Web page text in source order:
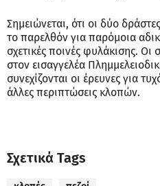
Σημειώνεται, ότι οι δύο
το παρελθόν για παρόμοια
σχετικές ποινές φυλάκισης.
στον εισαγγελέα
συνεχίζονται οι έρευνες για
άλλες περιπτώσεις κλοπών.
Σχετικά Tags